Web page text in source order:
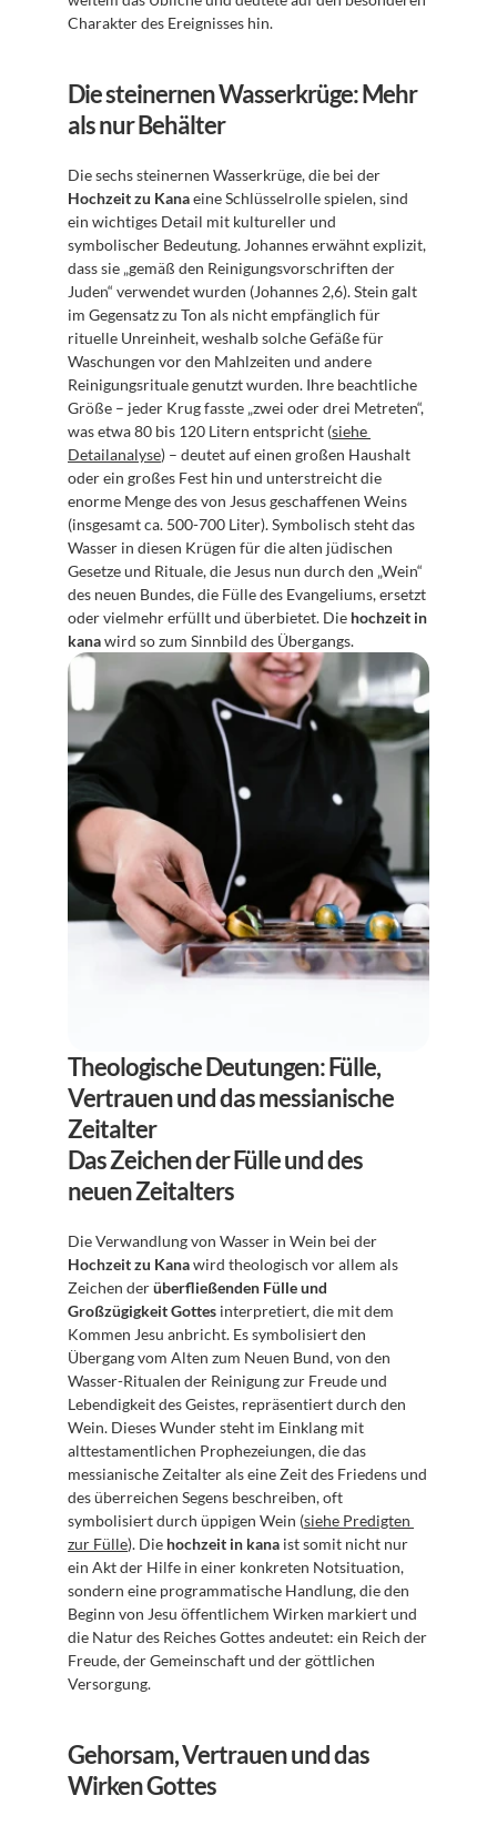
Charakter des Ereignisses hin.
Die steinernen Wasserkrüge: Mehr
als nur Behälter
Hochzeit zu Kana eine Schlüsselrolle spielen, sind
ein wichtiges Detail mit kultureller und
symbolischer Bedeutung. Johannes erwähnt explizit,
dass sie „gemäß den Reinigungsvorschriften der
Juden“ verwendet wurden (Johannes 2,6). Stein galt
im Gegensatz zu Ton als nicht empfänglich für
rituelle Unreinheit, weshalb solche Gefäße für
Waschungen vor den Mahlzeiten und andere
Reinigungsrituale genutzt wurden. Ihre beachtliche
Größe – jeder Krug fasste „zwei oder drei Metreten“,
was etwa 80 bis 120 Litern entspricht (siehe
Detailanalyse) – deutet auf einen großen Haushalt
oder ein großes Fest hin und unterstreicht die
enorme Menge des von Jesus geschaffenen Weins
(insgesamt ca. 500-700 Liter). Symbolisch steht das
Wasser in diesen Krügen für die alten jüdischen
Gesetze und Rituale, die Jesus nun durch den „Wein“
des neuen Bundes, die Fülle des Evangeliums, ersetzt
oder vielmehr erfüllt und überbietet. Die hochzeit in
kana wird so zum Sinnbild des Übergangs.
Theologische Deutungen: Fülle,
Vertrauen und das messianische
Zeitalter
Das Zeichen der Fülle und des
neuen Zeitalters
Hochzeit zu Kana wird theologisch vor allem als
Zeichen der überfließenden Fülle und
Großzügigkeit Gottes interpretiert, die mit dem
Kommen Jesu anbricht. Es symbolisiert den
Übergang vom Alten zum Neuen Bund, von den
Wasser-Ritualen der Reinigung zur Freude und
Lebendigkeit des Geistes, repräsentiert durch den
Wein. Dieses Wunder steht im Einklang mit
alttestamentlichen Prophezeiungen, die das
messianische Zeitalter als eine Zeit des Friedens und
des überreichen Segens beschreiben, oft
symbolisiert durch üppigen Wein (siehe Predigten
zur Fülle). Die hochzeit in kana ist somit nicht nur
ein Akt der Hilfe in einer konkreten Notsituation,
sondern eine programmatische Handlung, die den
Beginn von Jesu öffentlichem Wirken markiert und
die Natur des Reiches Gottes andeutet: ein Reich der
Freude, der Gemeinschaft und der göttlichen
Versorgung.
Gehorsam, Vertrauen und das
Wirken Gottes